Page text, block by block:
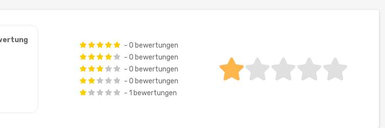
- 0 bewertungen
- 0 bewertungen
- 0 bewertungen
- 0 bewertungen
- 1 bewertungen